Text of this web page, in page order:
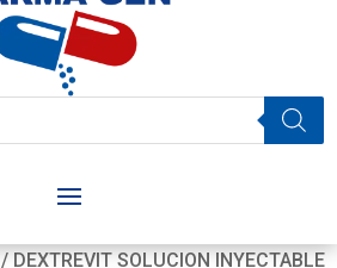
/ DEXTREVIT SOLUCION INYECTABLE